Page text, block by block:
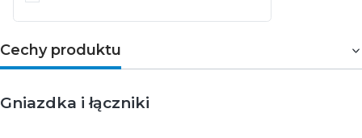
Cechy produktu
Gniazdka i łączniki